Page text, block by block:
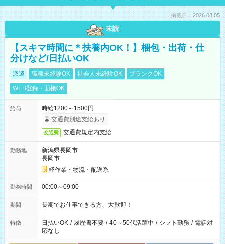
掲載日：2026.08.05
未読
【スキマ時間に＊扶養内OK！】梱包・出荷・仕
分けなど/日払いOK
派遣 職種未経験OK 社会人未経験OK
ブランクOK
WEB登録・面接OK
給与
時給1200～1500円
交通費別途支給あり
交通費 交通費規定内支給
勤務地
新潟県長岡市
長岡市
軽作業・物流・配送系
勤務時間 00:00～09:00
期間 長期でお仕事できる方、大歓迎！
特徴 日払いOK / 履歴書不要 / 40～50代活躍中 / シフト勤務 / 電話対
応なし